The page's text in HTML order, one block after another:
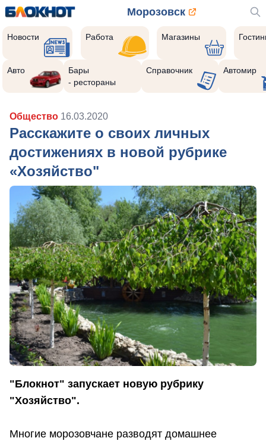
Морозовск
Новости Работа Магазины
Авто
Бары
- рестораны
Справочник Автомир
Общество 16.03.2020
Расскажите о своих личных
достижениях в новой рубрике
«Хозяйство"
"Блокнот" запускает новую рубрику
"Хозяйство".
Многие морозовчане разводят домашнее